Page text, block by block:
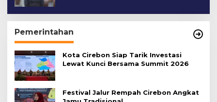
Pemerintahan
Kota Cirebon Siap Tarik Investasi
Lewat Kunci Bersama Summit 2026
Festival Jalur Rempah Cirebon Angkat